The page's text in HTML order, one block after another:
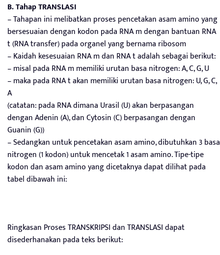
B. Tahap TRANSLASI
– Tahapan ini melibatkan proses pencetakan asam amino yang
bersesuaian dengan kodon pada RNA m dengan bantuan RNA
t (RNA transfer) pada organel yang bernama ribosom
– Kaidah kesesuaian RNA m dan RNA t adalah sebagai berikut:
– misal pada RNA m memiliki urutan basa nitrogen: A, C, G, U
– maka pada RNA t akan memiliki urutan basa nitrogen: U, G, C,
A
(catatan: pada RNA dimana Urasil (U) akan berpasangan
dengan Adenin (A), dan Cytosin (C) berpasangan dengan
Guanin (G))
– Sedangkan untuk pencetakan asam amino, dibutuhkan 3 basa
nitrogen (1 kodon) untuk mencetak 1 asam amino. Tipe-tipe
kodon dan asam amino yang dicetaknya dapat dilihat pada
tabel dibawah ini:
Ringkasan Proses TRANSKRIPSI dan TRANSLASI dapat
disederhanakan pada teks berikut: